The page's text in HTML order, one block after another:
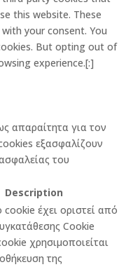
this website. These
your consent. You
But opting out of
experience.[:]
απαραίτητα για τον
εξασφαλίζουν
του
Description
έχει οριστεί από
Cookie
χρησιμοποιείται
της